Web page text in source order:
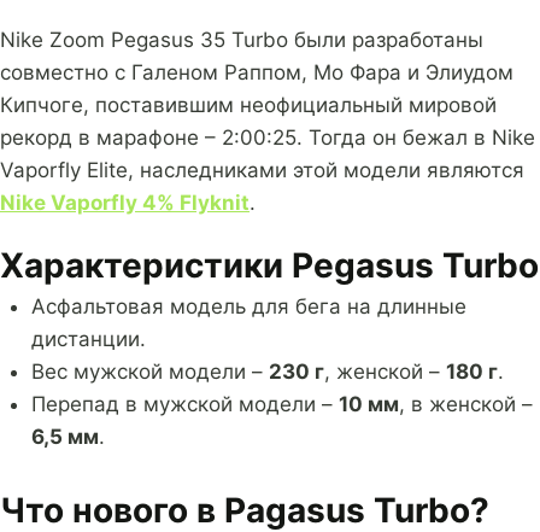
Nike Zoom Pegasus 35 Turbo были разработаны
совместно с Галеном Раппом, Мо Фара и Элиудом
Кипчоге, поставившим неофициальный мировой
рекорд в марафоне – 2:00:25. Тогда он бежал в Nike
Vaporfly Elite, наследниками этой модели являются
Nike Vaporfly 4% Flyknit.
Характеристики Pegasus Turbo
Асфальтовая модель для бега на длинные
дистанции.
Вес мужской модели – 230 г, женской – 180 г.
Перепад в мужской модели – 10 мм, в женской –
6,5 мм.
Что нового в Pagasus Turbo?